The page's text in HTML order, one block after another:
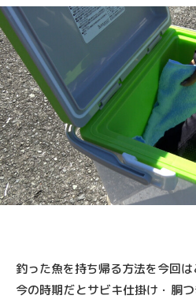
釣った魚を持ち帰る方法を今回は
今の時期だとサビキ仕掛け・胴